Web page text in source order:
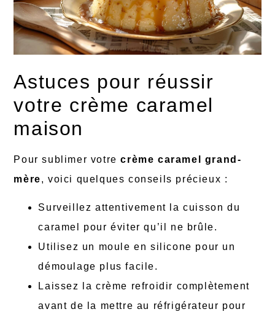
Astuces pour réussir
votre crème caramel
maison
Pour sublimer votrecrème caramel grand-
mère, voici quelques conseils précieux :
Surveillez attentivement la cuisson du
caramel pour éviter qu’il ne brûle.
Utilisez un moule en silicone pour un
démoulage plus facile.
Laissez la crème refroidir complètement
avant de la mettre au réfrigérateur pour